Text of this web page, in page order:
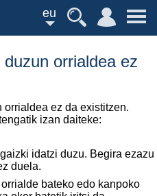
eu
orrialdea ez
orrialdea ez da existitzen.
izan daiteke:
idatzi duzu. Begira ezazu
duela.
bateko edo kanpoko